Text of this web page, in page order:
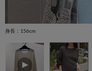
身長：156cm